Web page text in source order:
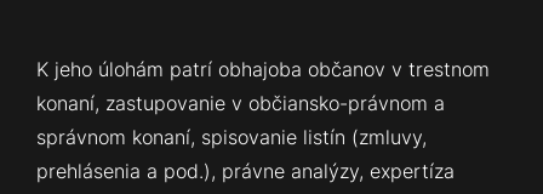
K jeho úlohám patrí obhajoba občanov v trestnom
konaní, zastupovanie v občiansko-právnom a
správnom konaní, spisovanie listín (zmluvy,
prehlásenia a pod.), právne analýzy, expertíza